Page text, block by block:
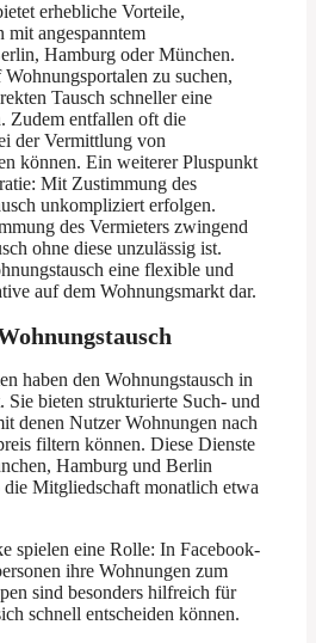
erhebliche Vorteile,
mit angespanntem
Hamburg oder München.
zu suchen,
Tausch schneller eine
Zudem entfallen oft die
der Vermittlung von
können. Ein weiterer Pluspunkt
Mit Zustimmung des
unkompliziert erfolgen.
des Vermieters zwingend
ohne diese unzulässig ist.
eine flexible und
auf dem Wohnungsmarkt dar.
haben den Wohnungstausch in
Sie bieten strukturierte Such- und
denen Nutzer Wohnungen nach
filtern können. Diese Dienste
Hamburg und Berlin
Mitgliedschaft monatlich etwa
spielen eine Rolle: In Facebook-
ihre Wohnungen zum
sind besonders hilfreich für
schnell entscheiden können.